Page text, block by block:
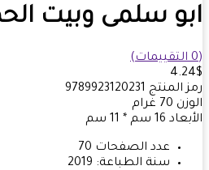
سلمى وبيت الحما
المنتج9789923120231‎
70
غرام
16 سم * 11 سم
عدد الصفحات 70
سنة الطباعة: 2019